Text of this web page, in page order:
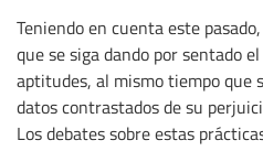
Teniendo en cuenta este
que se siga dando por sentado
aptitudes, al mismo tiempo que
datos contrastados de su
Los debates sobre estas